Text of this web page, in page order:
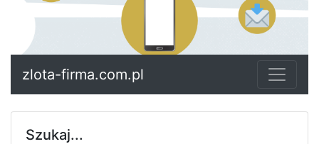
zlota-firma.com.pl
Szukaj...